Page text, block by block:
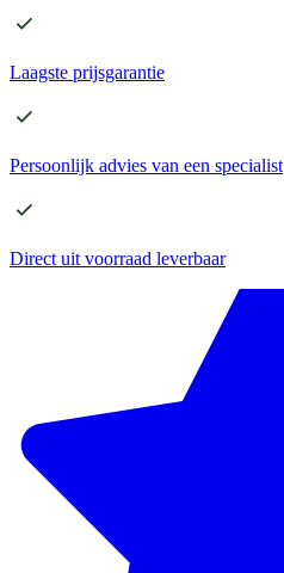
Laagste prijsgarantie
Persoonlijk advies van een specialist
Direct uit voorraad leverbaar